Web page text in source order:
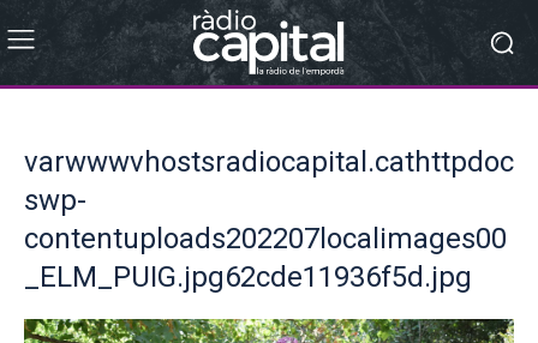
varwwwvhostsradiocapital.cathttpdoc
swp-
contentuploads202207localimages00
_ELM_PUIG.jpg62cde11936f5d.jpg